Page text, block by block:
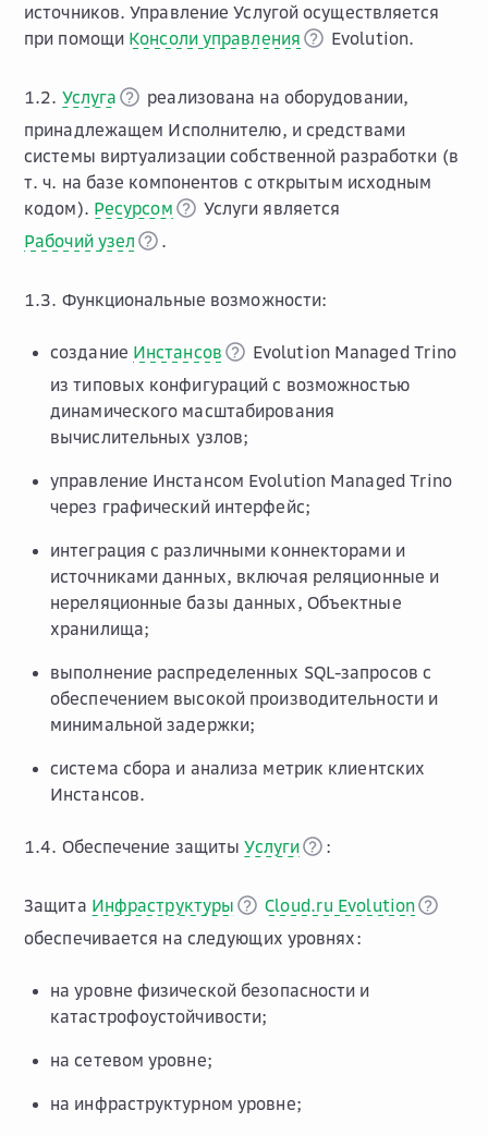
источников. Управление Услугой осуществляется
при помощи Консоли управления Evolution.
1.2. Услуга
реализована на оборудовании,
принадлежащем Исполнителю, и средствами
системы виртуализации собственной разработки (в
т. ч. на базе компонентов с открытым исходным
кодом). Ресурсом
Услуги является
Рабочий узел
.
1.3. Функциональные возможности:
создание Инстансов
Evolution Managed Trino
из типовых конфигураций с возможностью
динамического масштабирования
вычислительных узлов;
управление Инстансом Evolution Managed Trino
через графический интерфейс;
интеграция с различными коннекторами и
источниками данных, включая реляционные и
нереляционные базы данных, Объектные
хранилища;
выполнение распределенных SQL-запросов с
обеспечением высокой производительности и
минимальной задержки;
система сбора и анализа метрик клиентских
Инстансов.
1.4. Обеспечение защитыУслуги :
Защита Инфраструктуры
Cloud.ru Evolution
обеспечивается на следующих уровнях:
на уровне физической безопасности и
катастрофоустойчивости;
на сетевом уровне;
на инфраструктурном уровне;